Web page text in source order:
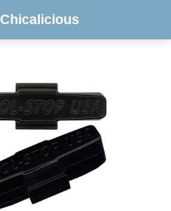
Chicalicious